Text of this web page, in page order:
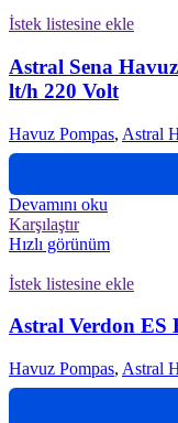
İstek listesine ekle
Astral Sena
lt/h 220 Volt
Havuz Pompas, Astral
Devamını oku
Karşılaştır
Hızlı görünüm
İstek listesine ekle
Astral Verdon ES
Havuz Pompas, Astral